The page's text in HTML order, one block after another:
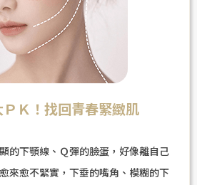
Ｋ！找回青春緊緻肌
的下顎線、Ｑ彈的臉蛋，好像離自己
來愈不緊實，下垂的嘴角、模糊的下